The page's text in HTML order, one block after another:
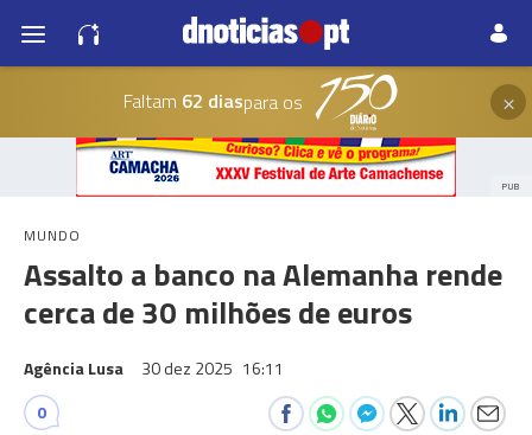
Faltam 62 diaspara os ×
PUB
MUNDO
Assalto a banco na Alemanha rende
cerca de 30 milhões de euros
Agência Lusa 30 dez 2025 16:11
0